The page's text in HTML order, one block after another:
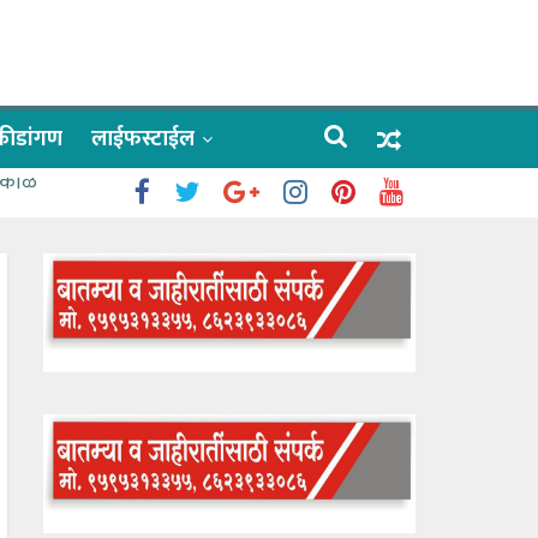
लाईफस्टाईल